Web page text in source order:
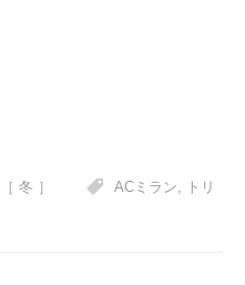
冬 ］ ACミラン
トリ